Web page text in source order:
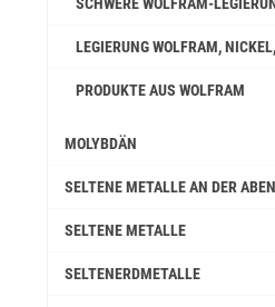
LEGIERUNG WOLFRAM,
PRODUKTE AUS WOLFRAM
MOLYBDÄN
SELTENE METALLE AN DER
SELTENE METALLE
SELTENERDMETALLE